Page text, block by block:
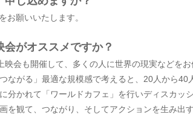
お願いいたします。
がオススメですか？
映会も開催して、多くの人に世界の現実などを
ながる」最適な規模感で考えると、20人から40
分かれて「ワールドカフェ」を行いディスカッ
を観て、つながり、そしてアクションを生み出